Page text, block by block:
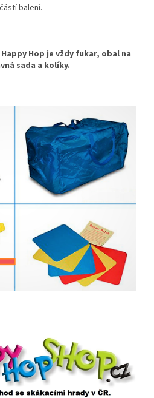
balení.
Hop je vždy fukar, obal na
sada a kolíky.